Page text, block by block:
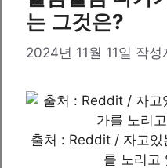
는 그것은?
2024년 11월 11일 작성
출처 : Reddit / 자고있
를 노리고